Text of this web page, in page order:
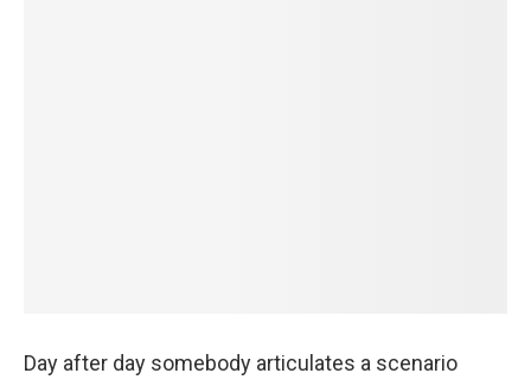
Day after day somebody articulates a scenario